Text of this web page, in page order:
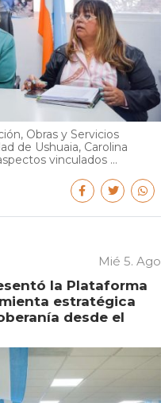
Obras y Servicios
de Ushuaia, Carolina
vinculados ...
Mié 5. Ago
la Plataforma
estratégica
desde el